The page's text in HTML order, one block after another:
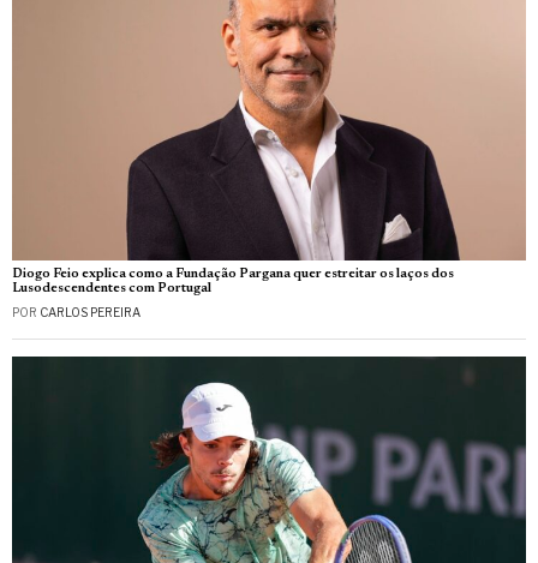
Diogo Feio explica como a Fundação Pargana quer estreitar os laços dos
Lusodescendentes com Portugal
POR CARLOS PEREIRA